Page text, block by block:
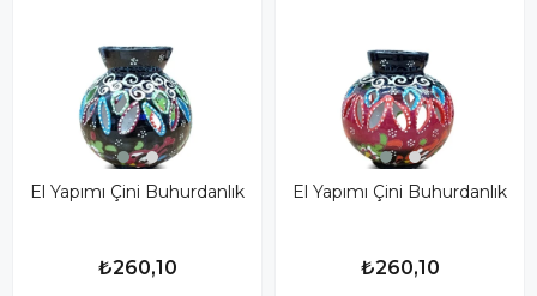
El Yapımı Çini Buhurdanlık
₺260,10
El Yapımı Çini Buhurdanlık
₺260,10